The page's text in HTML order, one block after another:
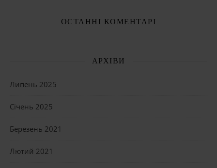
ОСТАННІ КОМЕНТАРІ
АРХІВИ
Липень 2025
Січень 2025
Березень 2021
Лютий 2021